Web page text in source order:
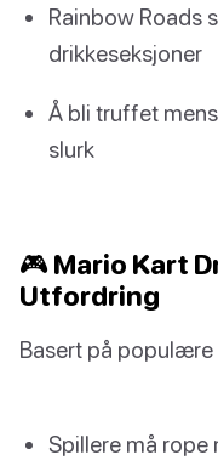
Rainbow Roads
drikkeseksjoner
Å bli truffet
slurk
🎮 Mario Kart
Utfordring
Basert på populære
Spillere må rope